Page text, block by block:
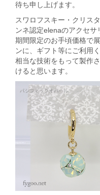
待ち申し上げます。
スワロフスキー・クリス
ンネ認定elenaのアクセ
期間限定のお手頃価格で
ンに、ギフト等にご利用
相当な技術をもって製作
けると思います。